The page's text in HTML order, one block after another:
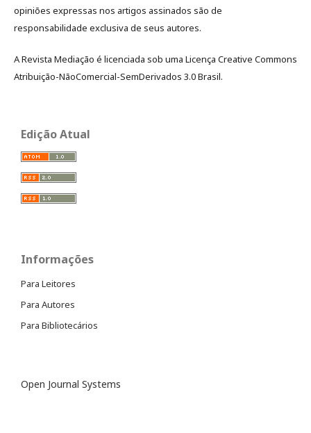
opiniões expressas nos artigos assinados são de
responsabilidade exclusiva de seus autores.
A Revista Mediação é licenciada sob uma Licença Creative Commons
Atribuição-NãoComercial-SemDerivados 3.0 Brasil.
Edição Atual
Informações
Para Leitores
Para Autores
Para Bibliotecários
Open Journal Systems